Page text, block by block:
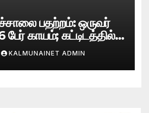
பதற்றம்: ஒருவர்
6 பேர் காயம்; கட்டிடத்தில்
KALMUNAINET ADMIN